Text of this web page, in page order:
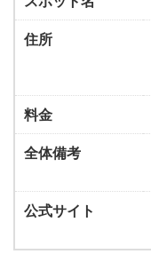
住所
料金
全体備考
公式サイト